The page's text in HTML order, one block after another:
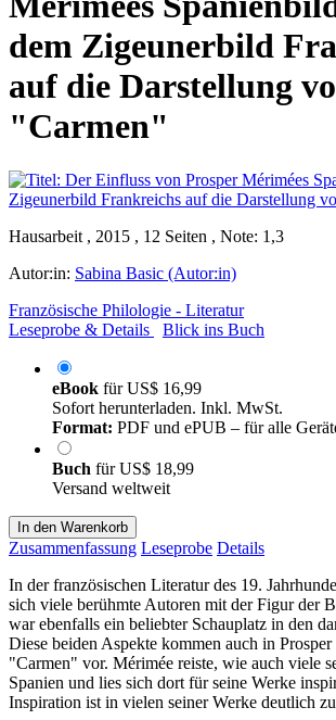
dem Zigeunerbild
auf die Darstellung
"Carmen"
Hausarbeit , 2015 , 12 Seiten , Note: 1,3
Autor:in: Sabina Basic (Autor:in)
Französische Philologie - Literatur
Leseprobe & Details
Blick ins Buch
eBook fürUS$ 16,99
Sofort herunterladen. Inkl. MwSt.
Format: PDF und ePUB – für alle
Buch fürUS$ 18,99
Versand weltweit
In den Warenkorb
Zusammenfassung Leseprobe Details
In der französischen Literatur des 19.
sich viele berühmte Autoren mit der Figur der
war ebenfalls ein beliebter Schauplatz in den
Diese beiden Aspekte kommen auch in
"Carmen" vor. Mérimée reiste, wie auch viele
Spanien und lies sich dort für seine Werke
Inspiration ist in vielen seiner Werke deutlich